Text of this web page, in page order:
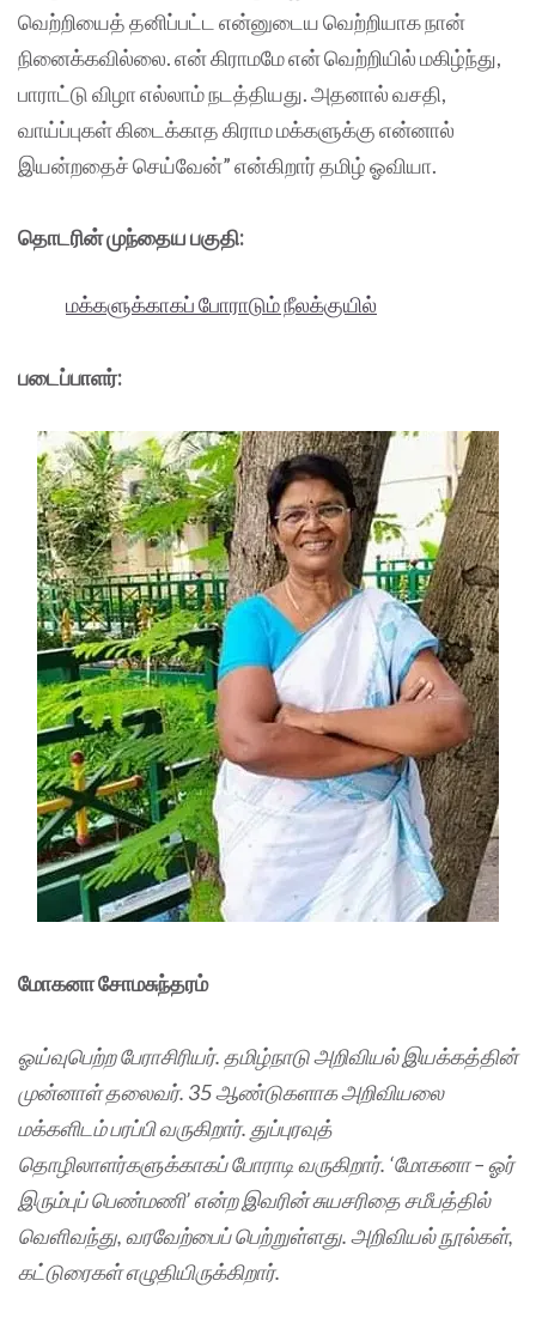
வெற்றியைத் தனிப்பட்ட என்னுடைய வெற்றியாக நான்
நினைக்கவில்லை. என் கிராமமே என் வெற்றியில் மகிழ்ந்து,
பாராட்டு விழா எல்லாம் நடத்தியது. அதனால் வசதி,
வாய்ப்புகள் கிடைக்காத கிராம மக்களுக்கு என்னால்
இயன்றதைச் செய்வேன்” என்கிறார் தமிழ் ஓவியா.
தொடரின் முந்தைய பகுதி:
மக்களுக்காகப் போராடும் நீலக்குயில்
படைப்பாளர்:
மோகனா சோமசுந்தரம்
ஓய்வுபெற்ற பேராசிரியர். தமிழ்நாடு அறிவியல் இயக்கத்தின்
முன்னாள் தலைவர். 35 ஆண்டுகளாக அறிவியலை
மக்களிடம் பரப்பி வருகிறார். துப்புரவுத்
தொழிலாளர்களுக்காகப் போராடி வருகிறார். ‘மோகனா – ஓர்
இரும்புப் பெண்மணி’ என்ற இவரின் சுயசரிதை சமீபத்தில்
வெளிவந்து, வரவேற்பைப் பெற்றுள்ளது. அறிவியல் நூல்கள்,
கட்டுரைகள் எழுதியிருக்கிறார்.